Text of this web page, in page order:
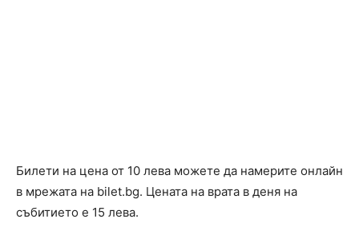
Билети на цена от 10 лева можете да намерите онлайн
в мрежата на bilet.bg. Цената на врата в деня на
събитието е 15 лева.